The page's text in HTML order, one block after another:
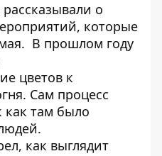
о
которые
В прошлом году
цветов к
. Сам процесс
как там было
как выглядит